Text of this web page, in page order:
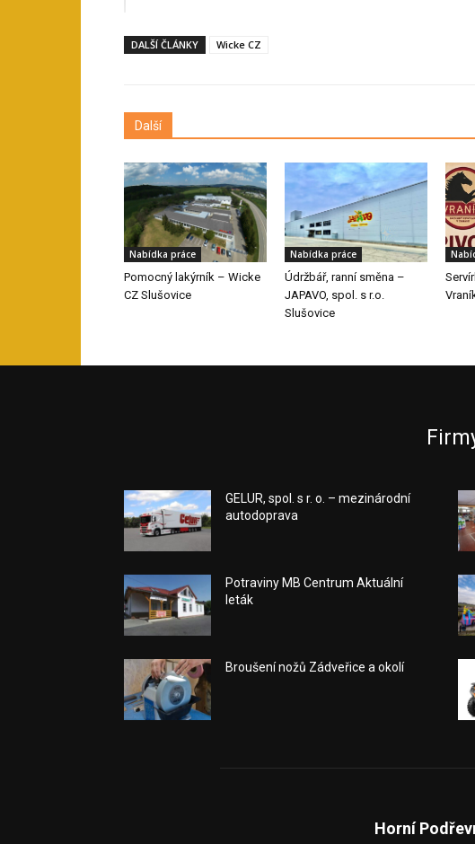
DALŠÍ ČLÁNKY Wicke CZ
Další
Nabídka práce
Pomocný lakýrník – Wicke
CZ Slušovice
Nabídka práce
Údržbář, ranní směna –
JAPAVO, spol. s r.o.
Slušovice
GELUR, spol. s r. o. – mezinárodní
autodoprava
Potraviny MB Centrum Aktuální
leták
Broušení nožů Zádveřice a okolí
Horní